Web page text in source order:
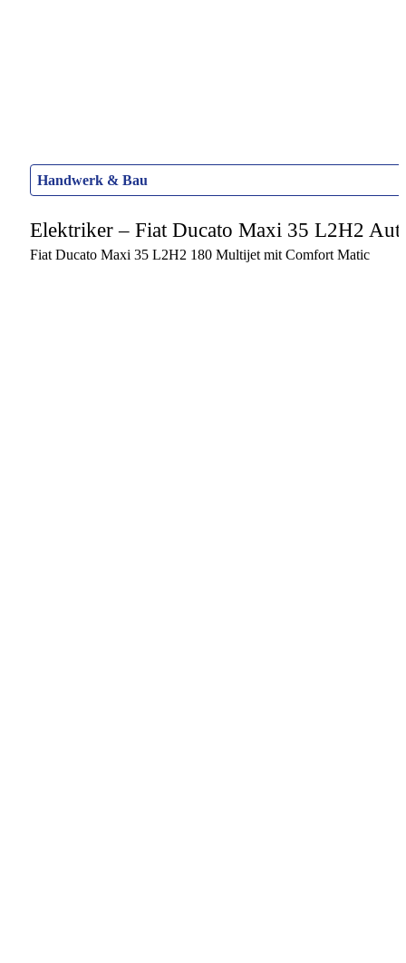
Handwerk & Bau
Elektriker – Fiat Ducato Maxi 35 L2H2
Fiat Ducato Maxi 35 L2H2 180 Multijet mit Comfort Matic